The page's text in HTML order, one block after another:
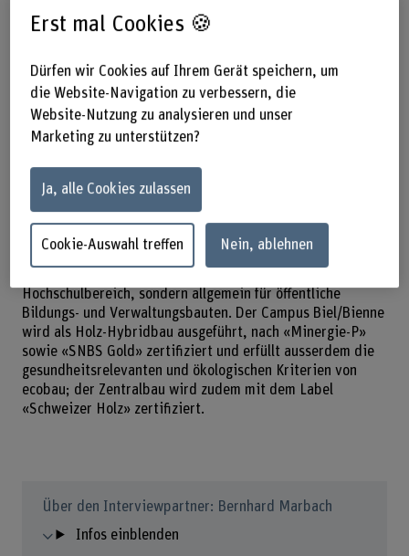
sorgen für einen nachhaltigen Betrieb.
Bernhard Marbach, die BFH schreibt sich die
Nachhaltigkeit auf die Fahne. Wird der Campus
Biel/Bienne diesem Anspruch gerecht?
Der Campus Biel/Bienne weist ein vorbildliches
Nachhaltigkeitsprofil auf. Er verbindet energieeffiziente
Flexibilität; damit setzt das Projekt einen
zukunftsweisenden und vorbildlichen Standard für
Hochschulbereich, sondern allgemein für öffentliche
Bildungs- und Verwaltungsbauten. Der Campus Biel/Bienne
wird als Holz-Hybridbau ausgeführt, nach «Minergie-P»
sowie «SNBS Gold» zertifiziert und erfüllt ausserdem die
gesundheitsrelevanten und ökologischen Kriterien von
ecobau; der Zentralbau wird zudem mit dem Label
«Schweizer Holz» zertifiziert.
Über den Interviewpartner: Bernhard Marbach
Infos einblenden
Erst mal Cookies 🍪
Dürfen wir Cookies auf Ihrem Gerät speichern, um
die Website-Navigation zu verbessern, die
Website-Nutzung zu analysieren und unser
Marketing zu unterstützen?
Ja, alle Cookies zulassen
Cookie-Auswahl treffen Nein, ablehnen